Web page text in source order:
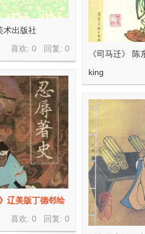
术出版社
喜欢: 0 回复: 0
《司马迁》
king
辽美版丁德邻绘
喜欢: 0 回复: 0